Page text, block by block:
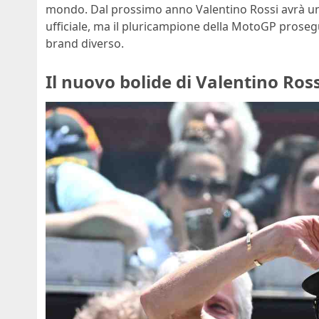
mondo. Dal prossimo anno Valentino Rossi avrà
ufficiale, ma il pluricampione della MotoGP
brand diverso.
Il nuovo bolide di Valentino